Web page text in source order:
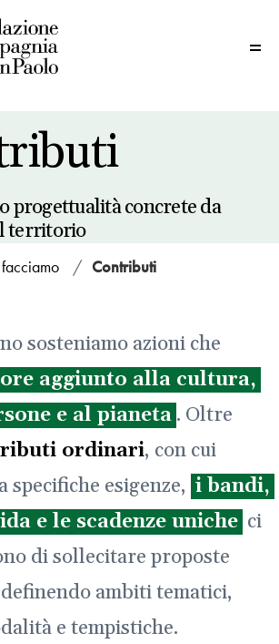
progettualità concrete da
territorio
/ Contributi
sosteniamo azioni che
aggiunto alla cultura,
e al pianeta . Oltre
ordinari, con cui
specifiche esigenze, i bandi,
e le scadenze uniche ci
di sollecitare proposte
ambiti tematici,
e tempistiche.